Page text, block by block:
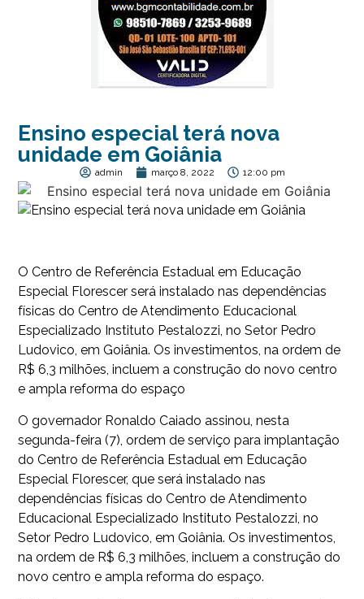
Ensino especial terá nova
unidade em Goiânia
admin março 8, 2022 12:00 pm
O Centro de Referência Estadual em Educação
Especial Florescer será instalado nas dependências
físicas do Centro de Atendimento Educacional
Especializado Instituto Pestalozzi, no Setor Pedro
Ludovico, em Goiânia. Os investimentos, na ordem de
R$ 6,3 milhões, incluem a construção do novo centro
e ampla reforma do espaço
O governador Ronaldo Caiado assinou, nesta
segunda-feira (7), ordem de serviço para implantação
do Centro de Referência Estadual em Educação
Especial Florescer, que será instalado nas
dependências físicas do Centro de Atendimento
Educacional Especializado Instituto Pestalozzi, no
Setor Pedro Ludovico, em Goiânia. Os investimentos,
na ordem de R$ 6,3 milhões, incluem a construção do
novo centro e ampla reforma do espaço.